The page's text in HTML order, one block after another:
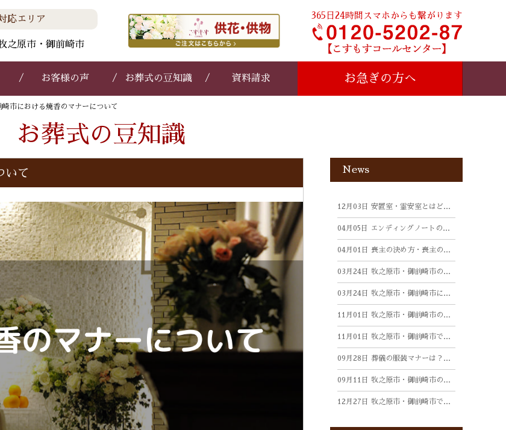
応エリア
之原市・御前崎市
365日24時間スマホからも繋がります
お客様の声 お葬式の豆知識 資料請求 お急ぎの方へ
市における焼香のマナーについて
お葬式の豆知識
いて News
12月03日 安置室・霊安室とはどんなところ？
04月05日 エンディングノートの書き方
04月01日 喪主の決め方・喪主のすべきことについて
03月24日 牧之原市・御前崎市のお布施の相場はどれくらい？
03月24日 牧之原市・御前崎市における焼香のマナーについて
11月01日 牧之原市・御前崎市の家族葬の流れをご紹介
11月01日 牧之原市・御前崎市で葬儀に必要な手続きとは？
09月28日 葬儀の服装マナーは？静岡ならではの葬儀の慣習ももとに解説
09月11日 牧之原市・御前崎市の家族葬の費用はいくら？
12月27日 牧之原市・御前崎市で終活をお考えの方へ